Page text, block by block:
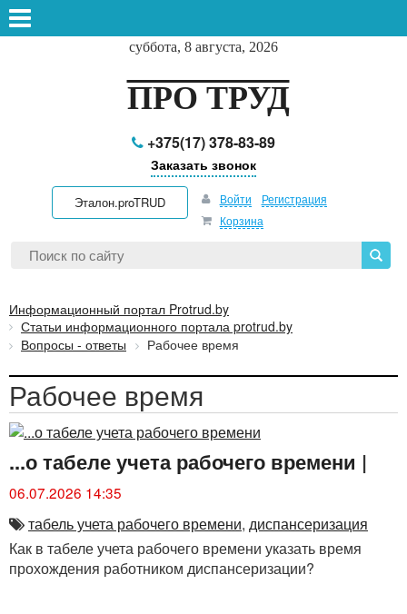
суббота, 8 августа, 2026
ПРО ТРУД
+375(17) 378-83-89
Заказать звонок
Эталон.proTRUD Войти
Регистрация
Корзина
Информационный портал Protrud.by
Статьи информационного портала protrud.by
Вопросы - ответы
Рабочее время
Рабочее время
...о табеле учета рабочего времени |
06.07.2026 14:35
табель учета рабочего времени, диспансеризация
Как в табеле учета рабочего времени указать время
прохождения работником диспансеризации?